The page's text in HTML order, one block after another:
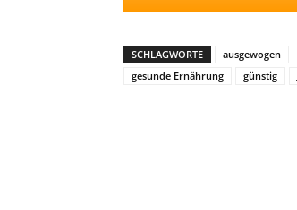
SCHLAGWORTE ausgewogen
gesunde Ernährung
günstig